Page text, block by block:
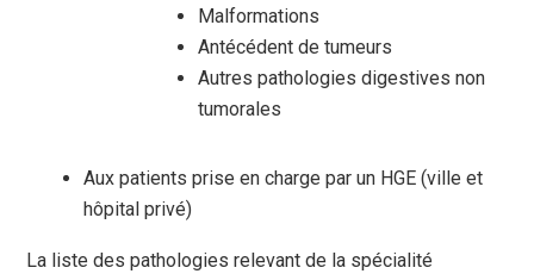
Malformations
Antécédent de tumeurs
Autres pathologies digestives non
tumorales
Aux patients prise en charge par un HGE (ville et
hôpital privé)
La liste des pathologies relevant de la spécialité